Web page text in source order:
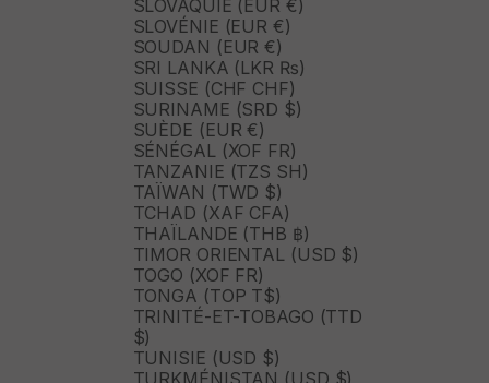
SLOVAQUIE (EUR €)
SLOVÉNIE (EUR €)
SOUDAN (EUR €)
SRI LANKA (LKR ₨)
SUISSE (CHF CHF)
SURINAME (SRD $)
SUÈDE (EUR €)
SÉNÉGAL (XOF FR)
TANZANIE (TZS SH)
TAÏWAN (TWD $)
TCHAD (XAF CFA)
THAÏLANDE (THB ฿)
TIMOR ORIENTAL (USD $)
TOGO (XOF FR)
TONGA (TOP T$)
TRINITÉ-ET-TOBAGO (TTD
$)
TUNISIE (USD $)